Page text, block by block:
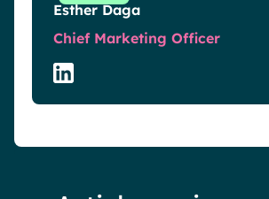
Esther Daga
Chief Marketing Officer